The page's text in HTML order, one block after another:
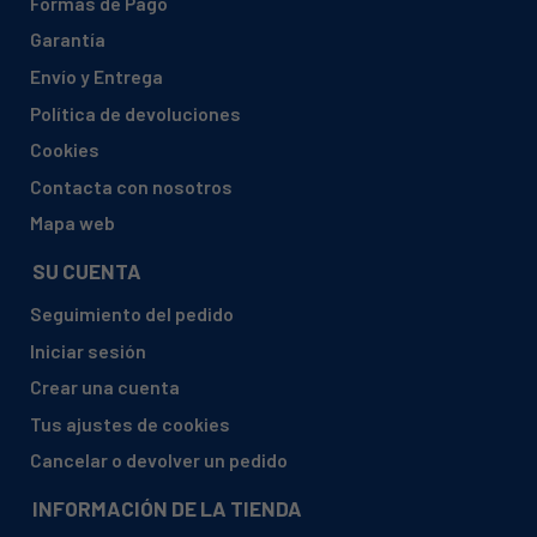
AEG, 91123262101 FAV40850M
AEG, 91123263501 FAV40750F
AEG, 91123263801 FAVORIT 40650
AEG, 91123264801 FAVORIT 40840
Garantía
Envío y Entrega
Política de devoluciones
Cookies
Contacta con nosotros
Mapa web
SU CUENTA
Seguimiento del pedido
Iniciar sesión
Crear una cuenta
Tus ajustes de cookies
Cancelar o devolver un pedido
INFORMACIÓN DE LA TIENDA